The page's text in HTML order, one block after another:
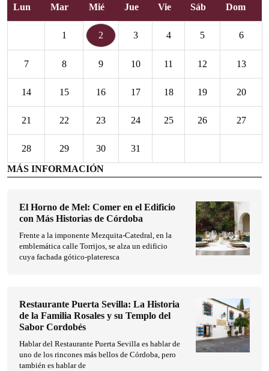
Lun Mar Mié Jue Vie Sáb Dom
1 2 3 4 5 6
7 8 9 10 11 12 13
14 15 16 17 18 19 20
21 22 23 24 25 26 27
28 29 30
31
MÁS INFORMACIÓN
El Horno de Mel: Comer en el Edificio
con Más Historias de Córdoba
Frente a la imponente Mezquita-Catedral, en la
emblemática calle Torrijos, se alza un edificio
cuya fachada gótico-plateresca
Restaurante Puerta Sevilla: La Historia
de la Familia Rosales y su Templo del
Sabor Cordobés
Hablar del Restaurante Puerta Sevilla es hablar de
uno de los rincones más bellos de Córdoba, pero
también es hablar de